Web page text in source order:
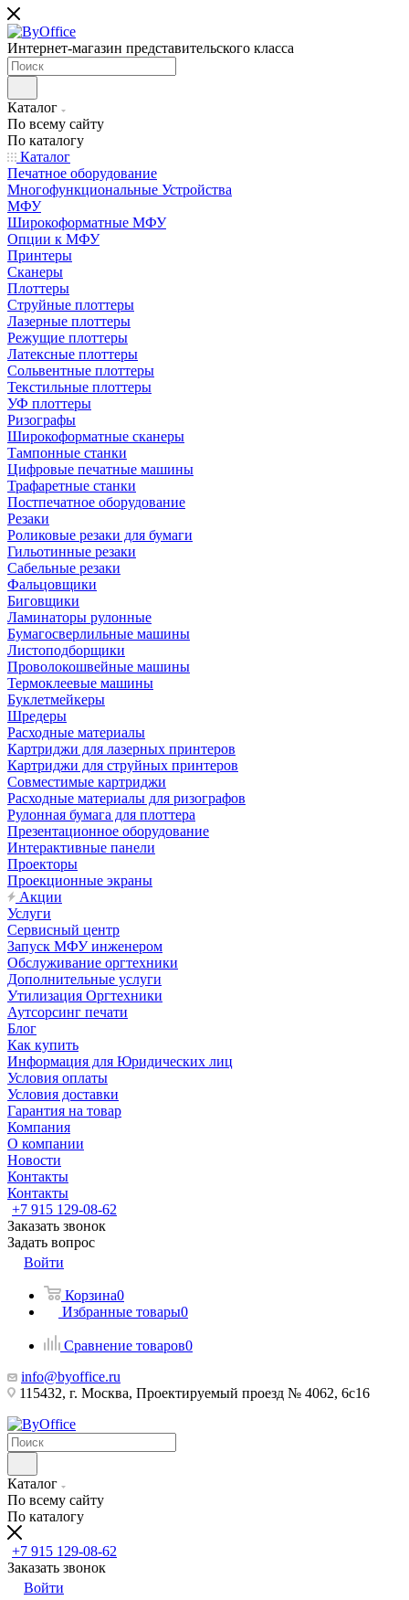
Интернет-магазин представительского класса
Каталог
По всему сайту
По каталогу
Каталог
Печатное оборудование
Многофункциональные Устройства
МФУ
Широкоформатные МФУ
Опции к МФУ
Принтеры
Сканеры
Плоттеры
Струйные плоттеры
Лазерные плоттеры
Режущие плоттеры
Латексные плоттеры
Сольвентные плоттеры
Текстильные плоттеры
УФ плоттеры
Ризографы
Широкоформатные сканеры
Тампонные станки
Цифровые печатные машины
Трафаретные станки
Постпечатное оборудование
Резаки
Роликовые резаки для бумаги
Гильотинные резаки
Сабельные резаки
Фальцовщики
Биговщики
Ламинаторы рулонные
Бумагосверлильные машины
Листоподборщики
Проволокошвейные машины
Термоклеевые машины
Буклетмейкеры
Шредеры
Расходные материалы
Картриджи для лазерных принтеров
Картриджи для струйных принтеров
Совместимые картриджи
Расходные материалы для ризографов
Рулонная бумага для плоттера
Презентационное оборудование
Интерактивные панели
Проекторы
Проекционные экраны
Акции
Услуги
Сервисный центр
Запуск МФУ инженером
Обслуживание оргтехники
Дополнительные услуги
Утилизация Оргтехники
Аутсорсинг печати
Блог
Как купить
Информация для Юридических лиц
Условия оплаты
Условия доставки
Гарантия на товар
Компания
О компании
Новости
Контакты
Контакты
+7 915 129-08-62
Заказать звонок
Задать вопрос
Войти
Корзина0
Избранные товары0
Сравнение товаров0
info@byoffice.ru
115432, г. Москва, Проектируемый проезд № 4062, 6с16
Каталог
По всему сайту
По каталогу
+7 915 129-08-62
Заказать звонок
Войти